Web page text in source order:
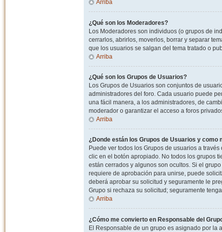
Arriba
¿Qué son los Moderadores?
Los Moderadores son individuos (o grupos de
cerrarlos, abrirlos, moverlos, borrar y separar
que los usuarios se salgan del tema tratado o
Arriba
¿Qué son los Grupos de Usuarios?
Los Grupos de Usuarios son conjuntos de
administradores del foro. Cada usuario puede
una fácil manera, a los administradores, de
moderador o garantizar el acceso a foros
Arriba
¿Donde están los Grupos de Usuarios y como
Puede ver todos los Grupos de usuarios a
clic en el botón apropiado. No todos los grupos
están cerrados y algunos son ocultos. Si el
requiere de aprobación para unirse, puede
deberá aprobar su solicitud y seguramente le
Grupo si rechaza su solicitud; seguramente
Arriba
¿Cómo me convierto en Responsable del
El Responsable de un grupo es asignado por la